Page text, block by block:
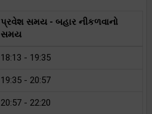
પ્રવેશ સમય - બહાર નીકળવાનો
સમય
18:13 - 19:35
19:35 - 20:57
20:57 - 22:20